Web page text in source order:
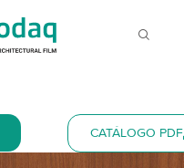
CATÁLOGO PDF